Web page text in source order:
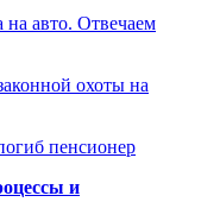
на авто. Отвечаем
охоты на
пенсионер
и